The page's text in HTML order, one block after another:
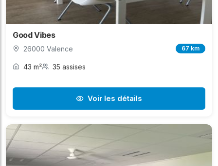
Good Vibes
26000 Valence 67 km
43 m² 35 assises
Voir les détails